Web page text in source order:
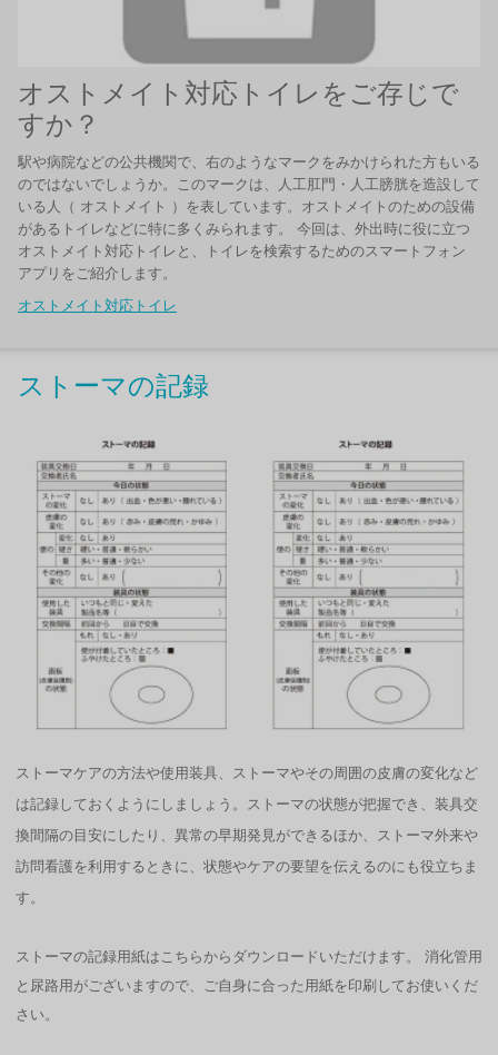
オストメイト対応トイレをご存じで
すか？
駅や病院などの公共機関で、右のようなマークをみかけられた方もいる
のではないでしょうか。このマークは、人工肛門・人工膀胱を造設して
いる人（ オストメイト ）を表しています。オストメイトのための設備
があるトイレなどに特に多くみられます。 今回は、外出時に役に立つ
オストメイト対応トイレと、トイレを検索するためのスマートフォン
アプリをご紹介します。
オストメイト対応トイレ
ストーマの記録
ストーマケアの方法や使用装具、ストーマやその周囲の皮膚の変化など
は記録しておくようにしましょう。ストーマの状態が把握でき、装具交
換間隔の目安にしたり、異常の早期発見ができるほか、ストーマ外来や
訪問看護を利用するときに、状態やケアの要望を伝えるのにも役立ちま
す。
ストーマの記録用紙はこちらからダウンロードいただけます。 消化管用
と尿路用がございますので、ご自身に合った用紙を印刷してお使いくだ
さい。